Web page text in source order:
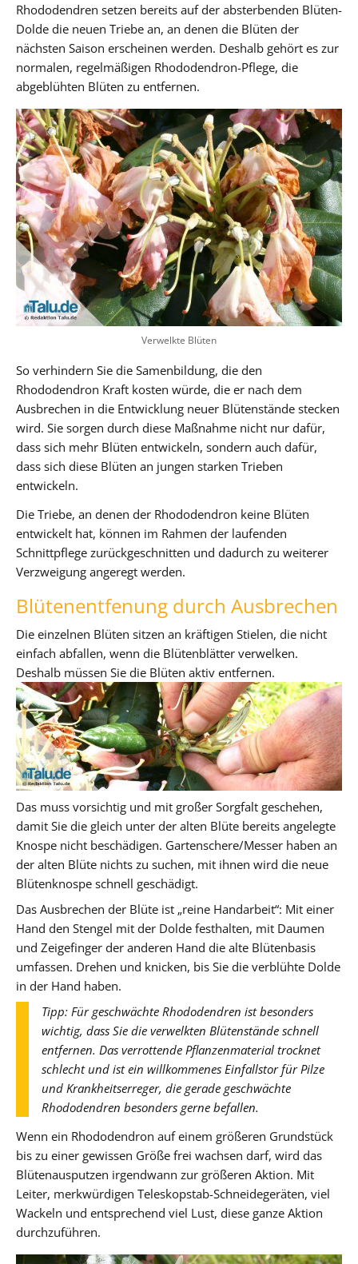
Rhododendren setzen bereits auf der absterbenden Blüten-
Dolde die neuen Triebe an, an denen die Blüten der
nächsten Saison erscheinen werden. Deshalb gehört es zur
normalen, regelmäßigen Rhododendron-Pflege, die
abgeblühten Blüten zu entfernen.
Verwelkte Blüten
So verhindern Sie die Samenbildung, die den
Rhododendron Kraft kosten würde, die er nach dem
Ausbrechen in die Entwicklung neuer Blütenstände stecken
wird. Sie sorgen durch diese Maßnahme nicht nur dafür,
dass sich mehr Blüten entwickeln, sondern auch dafür,
dass sich diese Blüten an jungen starken Trieben
entwickeln.
Die Triebe, an denen der Rhododendron keine Blüten
entwickelt hat, können im Rahmen der laufenden
Schnittpflege zurückgeschnitten und dadurch zu weiterer
Verzweigung angeregt werden.
Blütenentfenung durch Ausbrechen
Die einzelnen Blüten sitzen an kräftigen Stielen, die nicht
einfach abfallen, wenn die Blütenblätter verwelken.
Deshalb müssen Sie die Blüten aktiv entfernen.
Das muss vorsichtig und mit großer Sorgfalt geschehen,
damit Sie die gleich unter der alten Blüte bereits angelegte
Knospe nicht beschädigen. Gartenschere/Messer haben an
der alten Blüte nichts zu suchen, mit ihnen wird die neue
Blütenknospe schnell geschädigt.
Das Ausbrechen der Blüte ist „reine Handarbeit“: Mit einer
Hand den Stengel mit der Dolde festhalten, mit Daumen
und Zeigefinger der anderen Hand die alte Blütenbasis
umfassen. Drehen und knicken, bis Sie die verblühte Dolde
in der Hand haben.
Tipp: Für geschwächte Rhododendren ist besonders
wichtig, dass Sie die verwelkten Blütenstände schnell
entfernen. Das verrottende Pflanzenmaterial trocknet
schlecht und ist ein willkommenes Einfallstor für Pilze
und Krankheitserreger, die gerade geschwächte
Rhododendren besonders gerne befallen.
Wenn ein Rhododendron auf einem größeren Grundstück
bis zu einer gewissen Größe frei wachsen darf, wird das
Blütenausputzen irgendwann zur größeren Aktion. Mit
Leiter, merkwürdigen Teleskopstab-Schneidegeräten, viel
Wackeln und entsprechend viel Lust, diese ganze Aktion
durchzuführen.